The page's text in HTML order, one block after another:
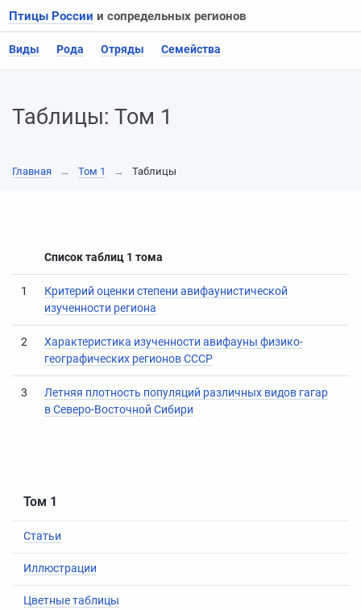
Птицы России и сопредельных регионов
Виды Рода Отряды Семейства
Таблицы: Том 1
Главная → Том 1 → Таблицы
Список таблиц 1 тома
1
Критерий оценки степени авифаунистической
изученности региона
2
Характеристика изученности авифауны физико-
географических регионов СССР
3
Летняя плотность популяций различных видов гагар
в Северо-Восточной Сибири
Том 1
Статьи
Иллюстрации
Цветные таблицы